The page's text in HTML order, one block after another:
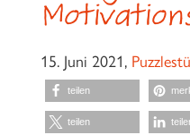
15. Juni 2021,
teilen
teilen